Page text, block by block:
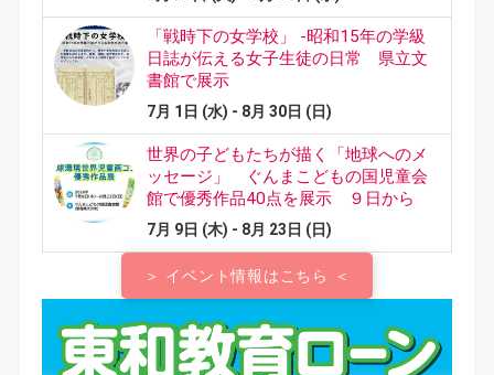
＞ イベント情報はこちら ＜